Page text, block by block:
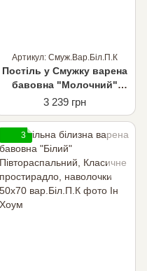
Артикул: Смуж.Вар.Біл.П.К
Постіль у Смужку варена
бавовна "Молочний"
Півтораспальний,
Класичне простирадло,
наволочки 50х70
3 239 грн
3